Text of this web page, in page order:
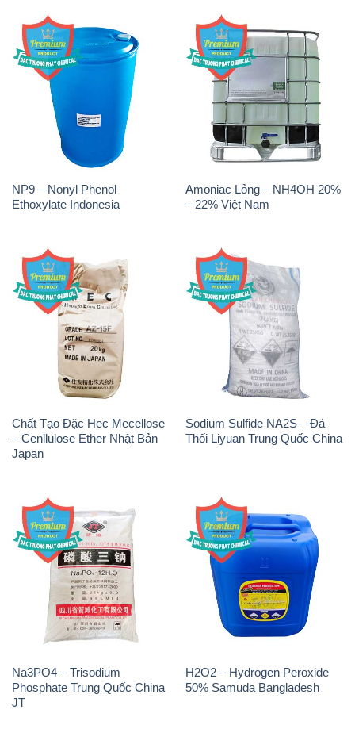
NP9 – Nonyl Phenol
Ethoxylate Indonesia
Amoniac Lỏng – NH4OH 20%
– 22% Việt Nam
Chất Tạo Đặc Hec Mecellose
– Cenllulose Ether Nhật Bản
Japan
Sodium Sulfide NA2S – Đá
Thối Liyuan Trung Quốc China
Na3PO4 – Trisodium
Phosphate Trung Quốc China
JT
H2O2 – Hydrogen Peroxide
50% Samuda Bangladesh